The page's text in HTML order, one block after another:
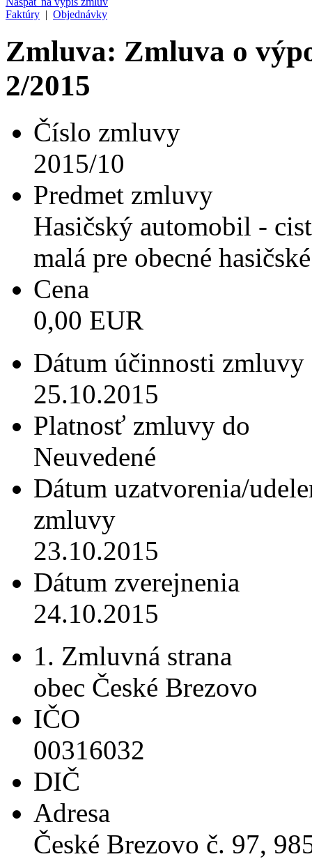
Faktúry | Objednávky
Zmluva: Zmluva o
2/2015
Číslo zmluvy
2015/10
Predmet zmluvy
Hasičský automobil -
malá pre obecné
Cena
0,00 EUR
Dátum účinnosti zmluvy
25.10.2015
Platnosť zmluvy do
Neuvedené
Dátum uzatvorenia/
zmluvy
23.10.2015
Dátum zverejnenia
24.10.2015
1. Zmluvná strana
obec České Brezovo
IČO
00316032
DIČ
Adresa
České Brezovo č. 97,